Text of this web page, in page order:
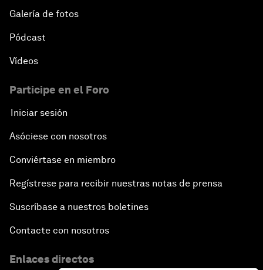
Galería de fotos
Pódcast
Vídeos
Participe en el Foro
Iniciar sesión
Asóciese con nosotros
Conviértase en miembro
Regístrese para recibir nuestras notas de prensa
Suscríbase a nuestros boletines
Contacte con nosotros
Enlaces directos